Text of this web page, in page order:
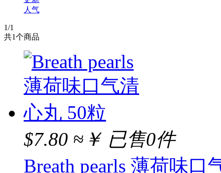
人气
1/1
共1个商品
$7.80 ≈￥ 已售0件
Breath pearls 薄荷味口